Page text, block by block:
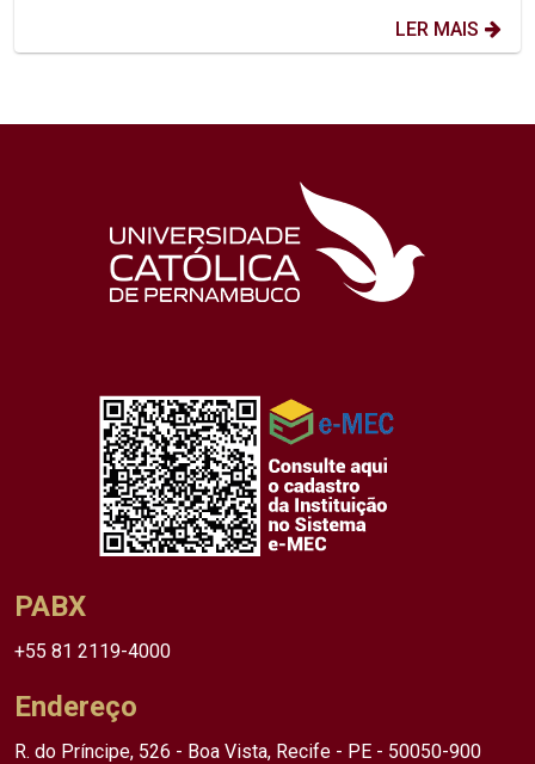
LER MAIS
PABX
+55 81 2119-4000
Endereço
R. do Príncipe, 526 - Boa Vista, Recife - PE - 50050-900